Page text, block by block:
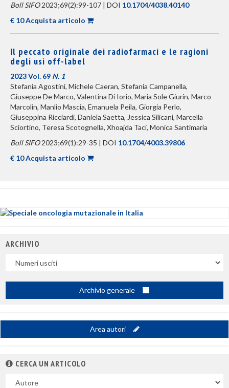
Boll SIFO2023;69(2):99-107 | DOI 10.1704/4038.40140
€ 10 Acquista articolo
Il peccato originale dei radiofarmaci e le ragioni
degli usi off-label
2023 Vol. 69 N. 1
Stefania Agostini, Michele Caeran, Stefania Campanella,
Giuseppe De Marco, Valentina Di Iorio, Maria Sole Giurin, Marco
Marcolin, Manlio Mascia, Emanuela Peila, Giorgia Perlo,
Giuseppina Ricciardi, Daniela Saetta, Jessica Silicani, Marcella
Sciortino, Teresa Scotognella, Xhoajda Taci, Monica Santimaria
Boll SIFO2023;69(1):29-35 | DOI 10.1704/4003.39806
€ 10 Acquista articolo
ARCHIVIO
Archivio generale
Area autori
CERCA UN ARTICOLO